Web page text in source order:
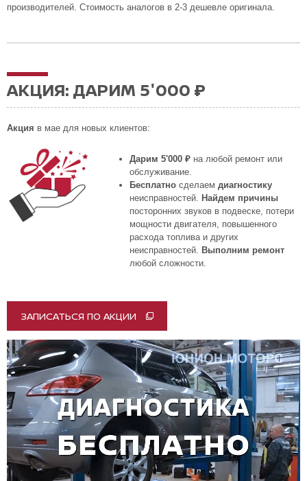
производителей. Стоимость аналогов в 2-3 дешевле оригинала.
АКЦИЯ: ДАРИМ 5'000 ₽
Акция в мае для новых клиентов:
Дарим 5'000 ₽ на любой ремонт или
обслуживание.
Бесплатно сделаемдиагностику
неисправностей. Найдем причины
посторонних звуков в подвеске, потери
мощности двигателя, повышенного
расхода топлива и других
неисправностей. Выполним ремонт
любой сложности.
ЗАПИСАТЬСЯ ПО АКЦИИ